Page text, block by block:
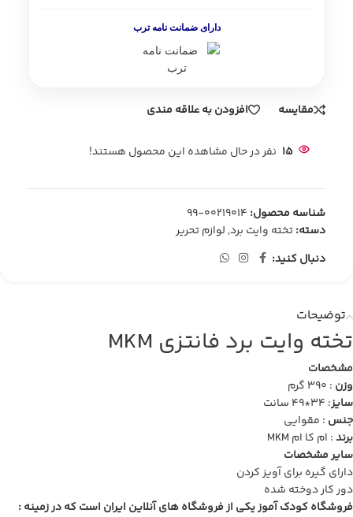
دارای ضمانت نامه ترب
مقایسه افزودن به علاقه مندی
15 نفر در حال مشاهده این محصول هستند!
شناسه محصول: 00219014-99
دسته:تخته وایت برد,لوازم تحریر
دنبال کنید:
توضیحات
تخته وایت برد فانتزی MKM
مشخصات
وزن : 390 گرم
سایز: 34*49 سانت
جنس : مقوایی
برند: ام کا ام MKM
سایر مشخصات
دارای گیره برای آویز کردن
دور کار دوخته شده
فروشگاه کودک آموز یکی از فروشگاه های آنلاین ایران است که در زمینه :